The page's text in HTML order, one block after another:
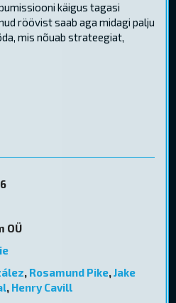
käigus tagasi
röövist saab aga midagi palju
mis nõuab strateegiat,
OÜ
, Rosamund Pike,Jake
, Henry Cavill